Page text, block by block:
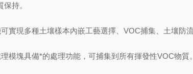
持。
實現多種土壤樣本內嵌工藝選擇、VOC捕集、土壤防
模塊具備*的處理功能，可捕集到所有揮發性VOC物質。